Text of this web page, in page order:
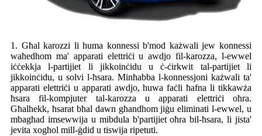
1. Għal karozzi li huma konnessi b'mod każwali jew konnessi
waħedhom ma' apparati elettriċi u awdjo fil-karozza, l-ewwel
iċċekkja l-partijiet li jikkoinċidu u ċ-ċirkwit tal-partijiet li
jikkoinċidu, u solvi l-ħsara. Minħabba l-konnessjoni każwali ta'
apparati elettriċi u apparati awdjo, huwa faċli ħafna li tikkawża
ħsara fil-kompjuter tal-karozza u apparati elettriċi oħra.
Għalhekk, ħsarat bħal dawn għandhom jiġu eliminati l-ewwel, u
mbagħad imsewwija u mibdula b'partijiet oħra bil-ħsara, li jista'
jevita xogħol mill-ġdid u tiswija ripetuti.